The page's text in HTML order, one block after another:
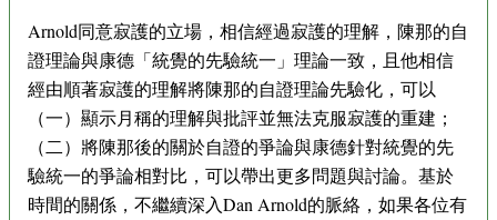
Arnold同意寂護的立場，相信經過寂護的理解，陳那的自
證理論與康德「統覺的先驗統一」理論一致，且他相信
經由順著寂護的理解將陳那的自證理論先驗化，可以
（一）顯示月稱的理解與批評並無法克服寂護的重建；
（二）將陳那後的關於自證的爭論與康德針對統覺的先
驗統一的爭論相對比，可以帶出更多問題與討論。基於
時間的關係，不繼續深入Dan Arnold的脈絡，如果各位有